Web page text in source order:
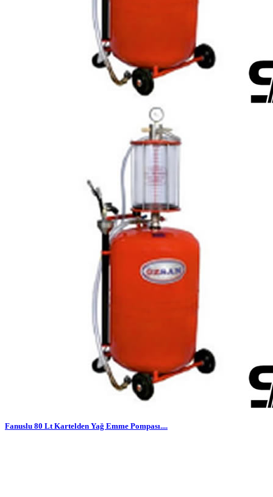
Fanuslu 80 Lt Kartelden Yağ Emme Pompası....